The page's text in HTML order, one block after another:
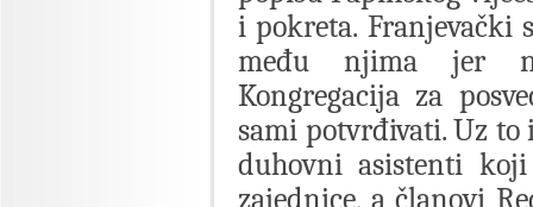
i pokreta. Franjevački
među njima jer
Kongregacija za
sami potvrđivati. Uz
duhovni asistenti
zajednice, a članovi